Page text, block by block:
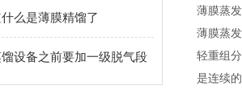
么是薄膜精馏了
设备之前要加一级脱气段
薄膜蒸
薄膜蒸
轻重组
是连续